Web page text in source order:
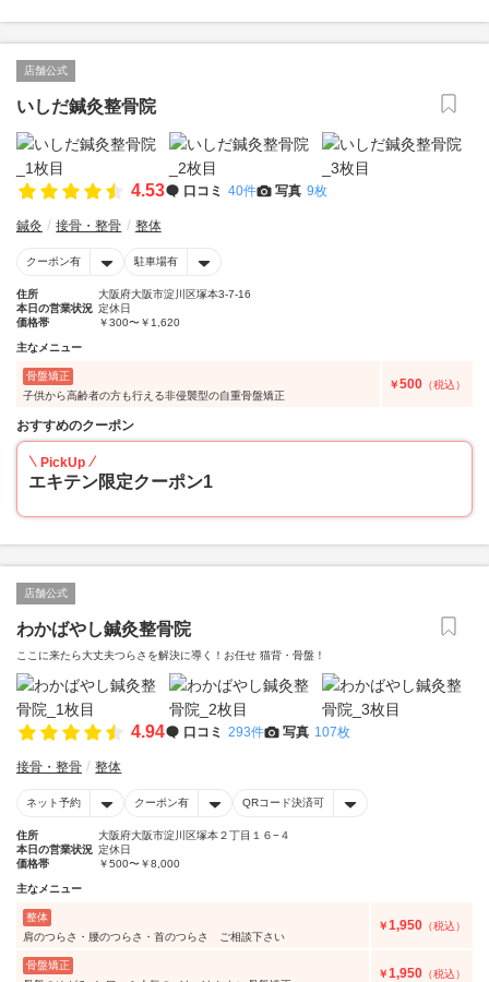
店舗公式
いしだ鍼灸整骨院
4.53 口コミ 40件 写真 9枚
鍼灸 接骨・整骨 整体
クーポン有 駐車場有
住所
大阪府大阪市淀川区塚本3-7-16
本日の営業状況 定休日
価格帯
￥300〜￥1,620
主なメニュー
骨盤矯正
子供から高齢者の方も行える非侵襲型の自重骨盤矯正
￥500 （税込）
おすすめのクーポン
PickUp
エキテン限定クーポン1
店舗公式
わかばやし鍼灸整骨院
ここに来たら大丈夫つらさを解決に導く！お任せ 猫背・骨盤！
4.94 口コミ 293件 写真 107枚
接骨・整骨 整体
ネット予約 クーポン有 QRコード決済可
住所
大阪府大阪市淀川区塚本２丁目１６−４
本日の営業状況 定休日
価格帯
￥500〜￥8,000
主なメニュー
整体
肩のつらさ・腰のつらさ・首のつらさ ご相談下さい
￥1,950 （税込）
骨盤矯正
￥1,950 （税込）